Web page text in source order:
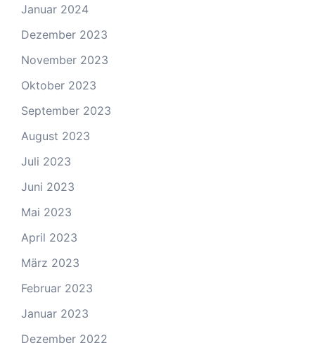
Januar 2024
Dezember 2023
November 2023
Oktober 2023
September 2023
August 2023
Juli 2023
Juni 2023
Mai 2023
April 2023
März 2023
Februar 2023
Januar 2023
Dezember 2022